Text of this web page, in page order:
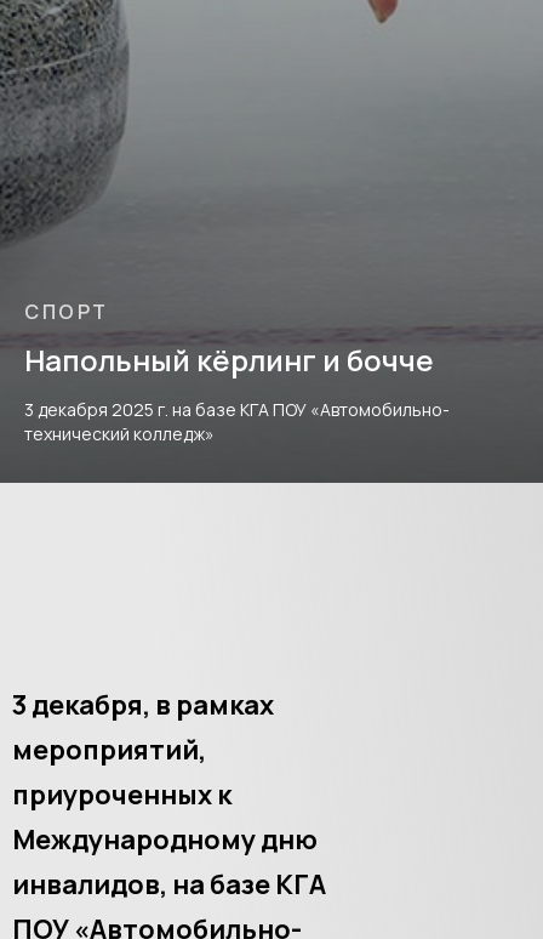
СПОРТ
Напольный кёрлинг и бочче
3 декабря 2025 г. на базе КГА ПОУ «Автомобильно-
технический колледж»
3 декабря, в рамках
мероприятий,
приуроченных к
Международному дню
инвалидов, на базе КГА
ПОУ «Автомобильно-